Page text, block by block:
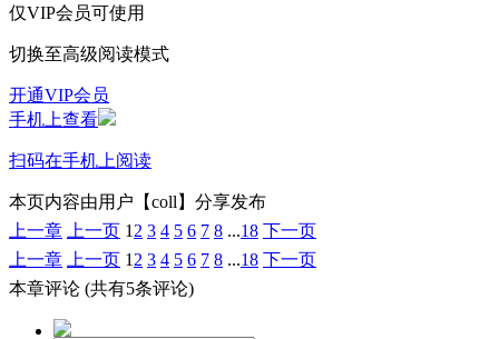
仅VIP会员可使用
切换至高级阅读模式
开通VIP会员
手机上查看
扫码在手机上阅读
本页内容由用户【coll】分享发布
上一章
上一页 1 2 3 4 5 6 7 8 ...18 下一页
上一章
上一页 1 2 3 4 5 6 7 8 ...18 下一页
本章评论 (共有5条评论)